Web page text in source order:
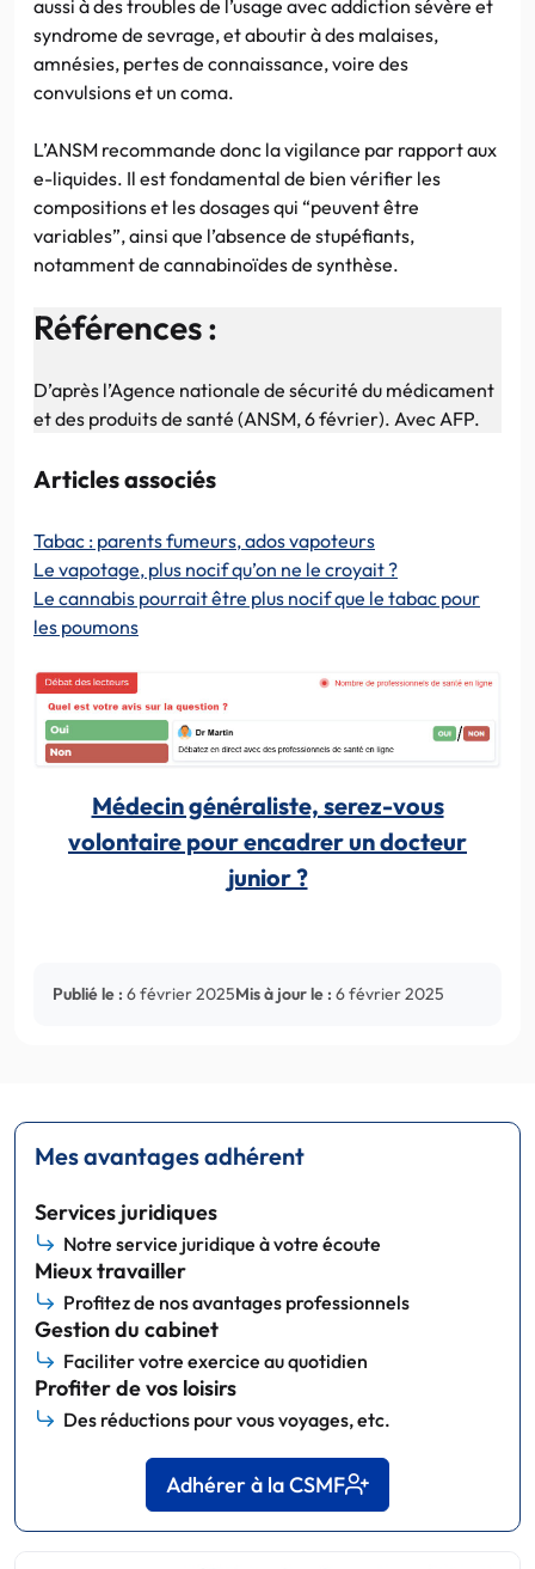
aussi à des troubles de l’usage avec addiction sévère et
syndrome de sevrage, et aboutir à des malaises,
amnésies, pertes de connaissance, voire des
convulsions et un coma.
L’ANSM recommande donc la vigilance par rapport aux
e-liquides. Il est fondamental de bien vérifier les
compositions et les dosages qui “peuvent être
variables”, ainsi que l’absence de stupéfiants,
notamment de cannabinoïdes de synthèse.
Références :
D’après l’Agence nationale de sécurité du médicament
et des produits de santé (ANSM, 6 février). Avec AFP.
Articles associés
Tabac : parents fumeurs, ados vapoteurs
Le vapotage, plus nocif qu’on ne le croyait ?
Le cannabis pourrait être plus nocif que le tabac pour
les poumons
Médecin généraliste, serez-vous
volontaire pour encadrer un docteur
junior ?
Publié le : 6 février 2025Mis à jour le : 6 février 2025
Mes avantages adhérent
Services juridiques
Notre service juridique à votre écoute
Mieux travailler
Profitez de nos avantages professionnels
Gestion du cabinet
Faciliter votre exercice au quotidien
Profiter de vos loisirs
Des réductions pour vous voyages, etc.
Adhérer à la CSMF